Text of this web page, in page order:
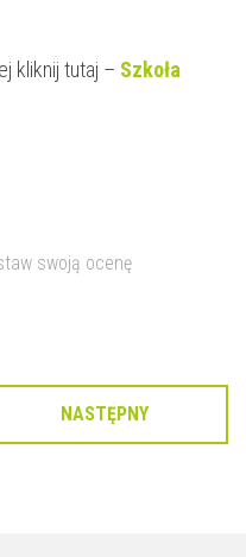
kliknij tutaj – Szkoła
swoją ocenę
NASTĘPNY